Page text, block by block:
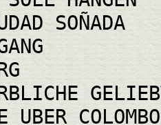
SOÑADA
COLOMBO